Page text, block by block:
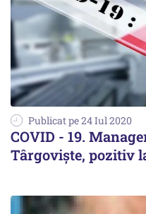
Publicat pe 24 Iul 2020
COVID - 19.
Târgovişte, pozitiv